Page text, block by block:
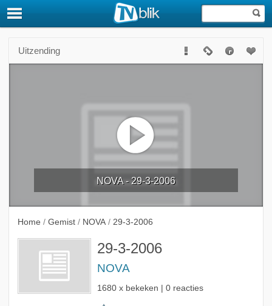
Uitzending
NOVA - 29-3-2006
Home / Gemist / NOVA / 29-3-2006
29-3-2006
NOVA
1680 x bekeken | 0 reacties